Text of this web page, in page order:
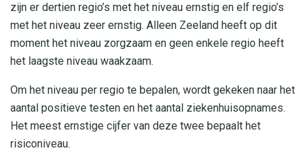
zijn er dertien regio’s met het niveau ernstig en elf regio’s
met het niveau zeer ernstig. Alleen Zeeland heeft op dit
moment het niveau zorgzaam en geen enkele regio heeft
het laagste niveau waakzaam.
Om het niveau per regio te bepalen, wordt gekeken naar het
aantal positieve testen en het aantal ziekenhuisopnames.
Het meest ernstige cijfer van deze twee bepaalt het
risiconiveau.